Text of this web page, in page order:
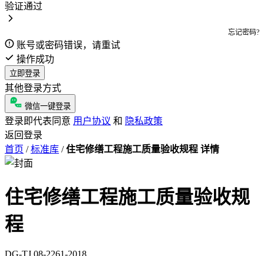
验证通过
忘记密码?
账号或密码错误，请重试
操作成功
立即登录
其他登录方式
微信一键登录
登录即代表同意 用户协议 和 隐私政策
返回登录
首页 / 标准库 / 住宅修缮工程施工质量验收规程 详情
住宅修缮工程施工质量验收规
程
DG-TJ 08-2261-2018